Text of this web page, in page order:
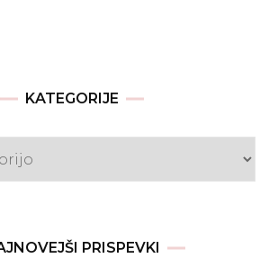
KATEGORIJE
PRISPEVKI